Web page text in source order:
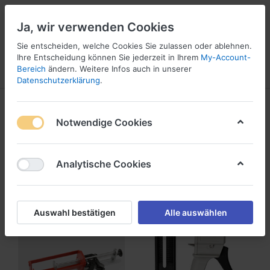
Menü Anmelden Wunschliste
1
1-24von
Filtern Sortieren
Ja, wir verwenden Cookies
Sie entscheiden, welche Cookies Sie zulassen oder ablehnen.
Ihre Entscheidung können Sie jederzeit in Ihrem My-Account-
Bereich ändern. Weitere Infos auch in unserer
Datenschutzerklärung.
Notwendige Cookies
Analytische Cookies
Auswahl bestätigen Alle auswählen